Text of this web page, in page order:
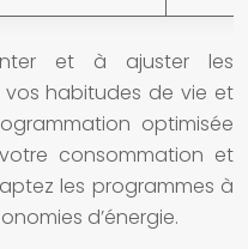
et à ajuster les
habitudes de vie et
optimisée
consommation et
les programmes à
d’énergie.